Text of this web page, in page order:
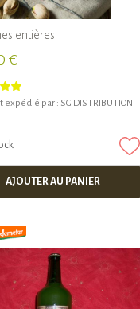
entières
€
expédié par : SG DISTRIBUTION
AJOUTER AU PANIER